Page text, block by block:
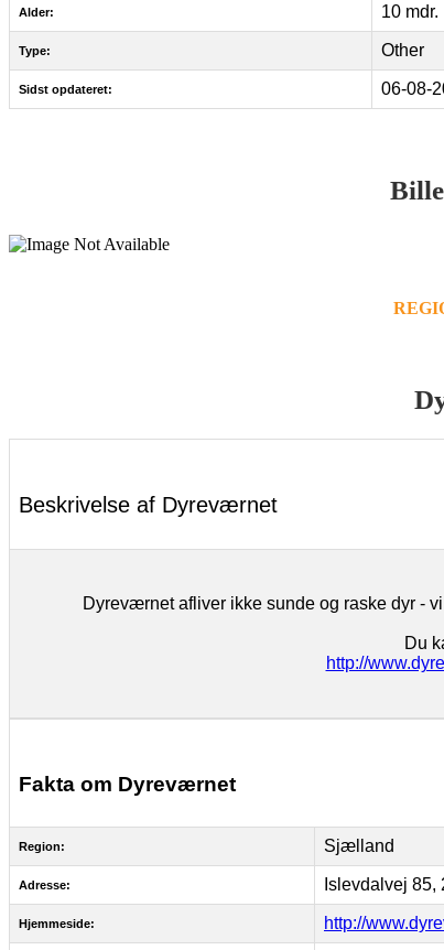
Alder: 10 mdr.
Type: Other
Sidst opdateret: 06-08-
Beskrivelse af Dyreværnet
Dyreværnet afliver ikke sunde og raske dyr -
Du
http://
Fakta om Dyreværnet
Region: Sjælland
Adresse: Islevdalvej
Hjemmeside: http://